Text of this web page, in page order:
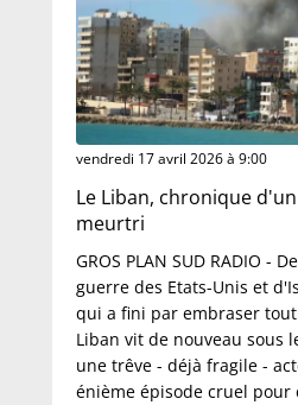
vendredi 17 avril 2026 à 9:00
Le Liban, chronique
meurtri
GROS PLAN SUD RADIO -
guerre des Etats-Unis et
qui a fini par embraser
Liban vit de nouveau sous
une trêve - déjà fragile -
énième épisode cruel pour